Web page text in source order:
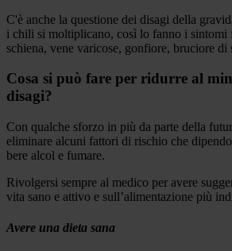
C'è anche la questione dei disagi della
i chili si moltiplicano, così lo fanno i sintomi
schiena, vene varicose, gonfiore, bruciore di
Cosa si può fare per ridurre al
disagi?
Con qualche sforzo in più da parte della
eliminare alcuni fattori di rischio che
bere alcol e fumare.
Rivolgersi sempre al medico per avere
vita sano e attivo e sull’alimentazione più
Avere una dieta sana